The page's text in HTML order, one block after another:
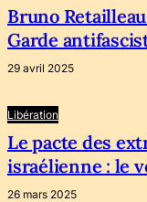
Bruno
Garde
29 avril 2025
Libération
Le pacte des
israélienne : le
26 mars 2025